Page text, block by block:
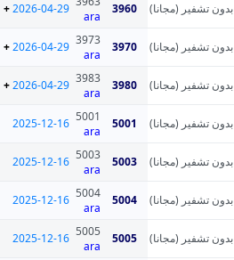
بدون تشفير (مجانا) 3960
ara
2026-04-29
+
بدون تشفير (مجانا) 3970
3973
ara
2026-04-29
+
بدون تشفير (مجانا) 3980
3983
ara
2026-04-29
+
بدون تشفير (مجانا) 5001
5001
ara
2025-12-16
بدون تشفير (مجانا) 5003
5003
ara
2025-12-16
بدون تشفير (مجانا) 5004
5004
ara
2025-12-16
بدون تشفير (مجانا) 5005
5005
ara
2025-12-16